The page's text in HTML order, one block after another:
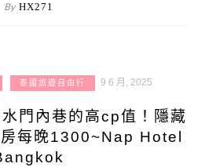
By HX271
泰國旅遊自由行 9 6 月, 2025
水門內巷的高cp值！隱藏
每晚1300~Nap Hotel